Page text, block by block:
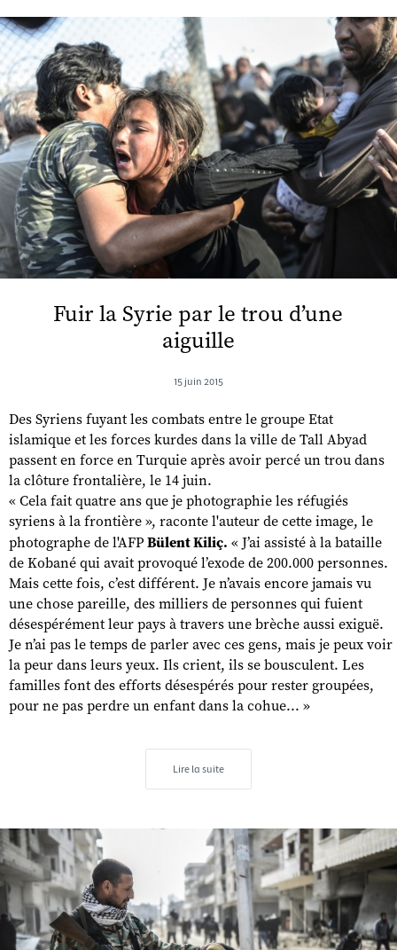
Fuir la Syrie par le trou d’une
aiguille
15 juin 2015
Des Syriens fuyant les combats entre le groupe Etat
islamique et les forces kurdes dans la ville de Tall Abyad
passent en force en Turquie après avoir percé un trou dans
la clôture frontalière, le 14 juin.
« Cela fait quatre ans que je photographie les réfugiés
syriens à la frontière », raconte l'auteur de cette image, le
photographe de l'AFP Bülent Kiliç. « J’ai assisté à la bataille
de Kobané qui avait provoqué l’exode de 200.000 personnes.
Mais cette fois, c’est différent. Je n’avais encore jamais vu
une chose pareille, des milliers de personnes qui fuient
désespérément leur pays à travers une brèche aussi exiguë.
Je n’ai pas le temps de parler avec ces gens, mais je peux voir
la peur dans leurs yeux. Ils crient, ils se bousculent. Les
familles font des efforts désespérés pour rester groupées,
pour ne pas perdre un enfant dans la cohue... »
Lire la suite